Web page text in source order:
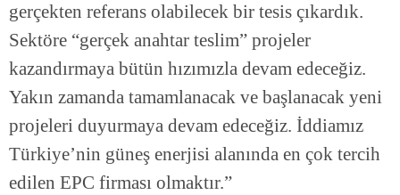
gerçekten referans olabilecek bir tesis çıkardık.
Sektöre “gerçek anahtar teslim” projeler
kazandırmaya bütün hızımızla devam edeceğiz.
Yakın zamanda tamamlanacak ve başlanacak yeni
projeleri duyurmaya devam edeceğiz. İddiamız
Türkiye’nin güneş enerjisi alanında en çok tercih
edilen EPC firması olmaktır.”